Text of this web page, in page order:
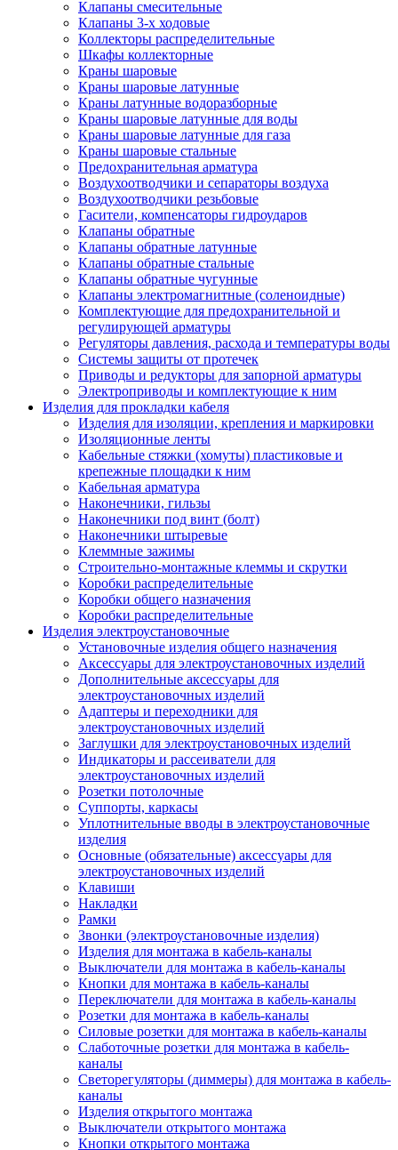
Клапаны смесительные
Клапаны 3-х ходовые
Коллекторы распределительные
Шкафы коллекторные
Краны шаровые
Краны шаровые латунные
Краны латунные водоразборные
Краны шаровые латунные для воды
Краны шаровые латунные для газа
Краны шаровые стальные
Предохранительная арматура
Воздухоотводчики и сепараторы воздуха
Воздухоотводчики резьбовые
Гасители, компенсаторы гидроударов
Клапаны обратные
Клапаны обратные латунные
Клапаны обратные стальные
Клапаны обратные чугунные
Клапаны электромагнитные (соленоидные)
Комплектующие для предохранительной и
регулирующей арматуры
Регуляторы давления, расхода и температуры воды
Системы защиты от протечек
Приводы и редукторы для запорной арматуры
Электроприводы и комплектующие к ним
Изделия для прокладки кабеля
Изделия для изоляции, крепления и маркировки
Изоляционные ленты
Кабельные стяжки (хомуты) пластиковые и
крепежные площадки к ним
Кабельная арматура
Наконечники, гильзы
Наконечники под винт (болт)
Наконечники штыревые
Клеммные зажимы
Строительно-монтажные клеммы и скрутки
Коробки распределительные
Коробки общего назначения
Коробки распределительные
Изделия электроустановочные
Установочные изделия общего назначения
Аксессуары для электроустановочных изделий
Дополнительные аксессуары для
электроустановочных изделий
Адаптеры и переходники для
электроустановочных изделий
Заглушки для электроустановочных изделий
Индикаторы и рассеиватели для
электроустановочных изделий
Розетки потолочные
Суппорты, каркасы
Уплотнительные вводы в электроустановочные
изделия
Основные (обязательные) аксессуары для
электроустановочных изделий
Клавиши
Накладки
Рамки
Звонки (электроустановочные изделия)
Изделия для монтажа в кабель-каналы
Выключатели для монтажа в кабель-каналы
Кнопки для монтажа в кабель-каналы
Переключатели для монтажа в кабель-каналы
Розетки для монтажа в кабель-каналы
Силовые розетки для монтажа в кабель-каналы
Слаботочные розетки для монтажа в кабель-
каналы
Светорегуляторы (диммеры) для монтажа в кабель-
каналы
Изделия открытого монтажа
Выключатели открытого монтажа
Кнопки открытого монтажа